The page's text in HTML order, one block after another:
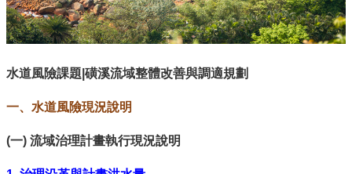
水道風險課題|磺溪流域整體改善與調適規劃
一、水道風險現況說明
(一) 流域治理計畫執行現況說明